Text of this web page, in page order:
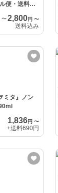
便・送料込
〜 2,800円 〜
送料込み
ミタ』ノン
1,836円 〜
+送料690円